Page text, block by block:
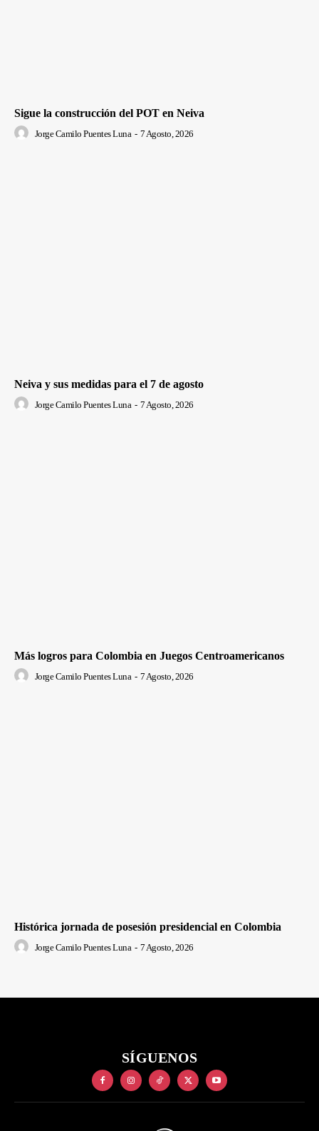
Sigue la construcción del POT en Neiva
Jorge Camilo Puentes Luna - 7 Agosto, 2026
Neiva y sus medidas para el 7 de agosto
Jorge Camilo Puentes Luna - 7 Agosto, 2026
Más logros para Colombia en Juegos Centroamericanos
Jorge Camilo Puentes Luna - 7 Agosto, 2026
Histórica jornada de posesión presidencial en Colombia
Jorge Camilo Puentes Luna - 7 Agosto, 2026
SÍGUENOS